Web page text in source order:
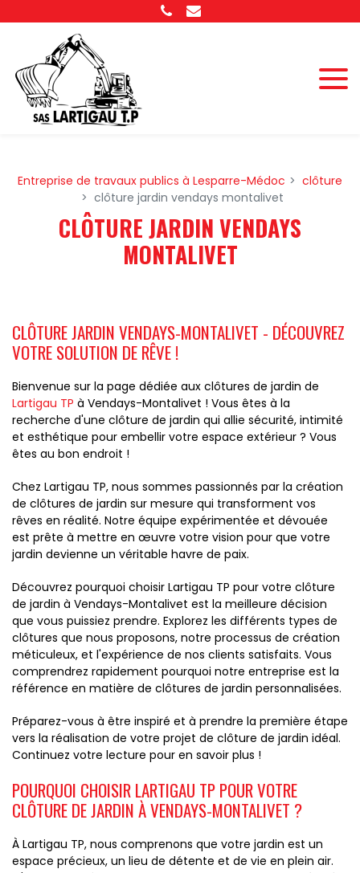
Entreprise de travaux publics à Lesparre-Médoc
clôture
clôture jardin vendays montalivet
CLÔTURE JARDIN VENDAYS
MONTALIVET
CLÔTURE JARDIN VENDAYS-MONTALIVET - DÉCOUVREZ
VOTRE SOLUTION DE RÊVE !
Bienvenue sur la page dédiée aux clôtures de jardin de
Lartigau TP à Vendays-Montalivet ! Vous êtes à la
recherche d'une clôture de jardin qui allie sécurité, intimité
et esthétique pour embellir votre espace extérieur ? Vous
êtes au bon endroit !
Chez Lartigau TP, nous sommes passionnés par la création
de clôtures de jardin sur mesure qui transforment vos
rêves en réalité. Notre équipe expérimentée et dévouée
est prête à mettre en œuvre votre vision pour que votre
jardin devienne un véritable havre de paix.
Découvrez pourquoi choisir Lartigau TP pour votre clôture
de jardin à Vendays-Montalivet est la meilleure décision
que vous puissiez prendre. Explorez les différents types de
clôtures que nous proposons, notre processus de création
méticuleux, et l'expérience de nos clients satisfaits. Vous
comprendrez rapidement pourquoi notre entreprise est la
référence en matière de clôtures de jardin personnalisées.
Préparez-vous à être inspiré et à prendre la première étape
vers la réalisation de votre projet de clôture de jardin idéal.
Continuez votre lecture pour en savoir plus !
POURQUOI CHOISIR LARTIGAU TP POUR VOTRE
CLÔTURE DE JARDIN À VENDAYS-MONTALIVET ?
À Lartigau TP, nous comprenons que votre jardin est un
espace précieux, un lieu de détente et de vie en plein air.
Panneau de gestion des cookies